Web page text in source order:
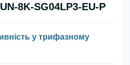
8K-SG04LP3-EU-P
у трифазному